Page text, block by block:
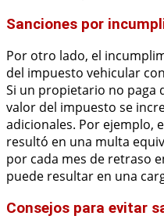
Sanciones por
Por otro lado, el
del impuesto vehicular
Si un propietario no paga
valor del impuesto se
adicionales. Por ejemplo,
resultó en una multa
por cada mes de retraso
puede resultar en una
Consejos para evitar